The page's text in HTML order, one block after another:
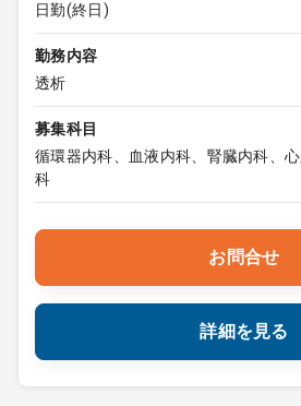
日勤(終日)
勤務内容
透析
募集科目
循環器内科、血液内科、腎臓内科、
科
お問合せ
詳細を見る